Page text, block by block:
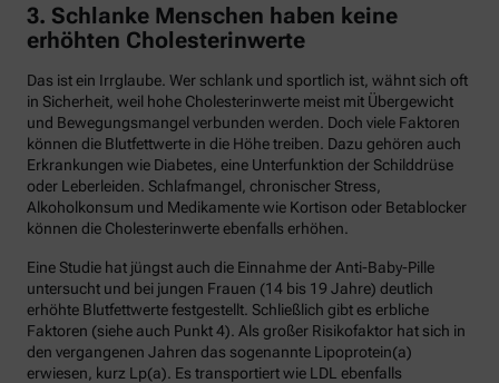
3. Schlanke Menschen haben keine
erhöhten Cholesterinwerte
Das ist ein Irrglaube. Wer schlank und sportlich ist, wähnt sich oft
in Sicherheit, weil hohe Cholesterinwerte meist mit Übergewicht
und Bewegungsmangel verbunden werden. Doch viele Faktoren
können die Blutfettwerte in die Höhe treiben. Dazu gehören auch
Erkrankungen wie Diabetes, eine Unterfunktion der Schilddrüse
oder Leberleiden. Schlafmangel, chronischer Stress,
Alkoholkonsum und Medikamente wie Kortison oder Betablocker
können die Cholesterinwerte ebenfalls erhöhen.
Eine Studie hat jüngst auch die Einnahme der Anti-Baby-Pille
untersucht und bei jungen Frauen (14 bis 19 Jahre) deutlich
erhöhte Blutfettwerte festgestellt. Schließlich gibt es erbliche
Faktoren (siehe auch Punkt 4). Als großer Risikofaktor hat sich in
den vergangenen Jahren das sogenannte Lipoprotein(a)
erwiesen, kurz Lp(a). Es transportiert wie LDL ebenfalls